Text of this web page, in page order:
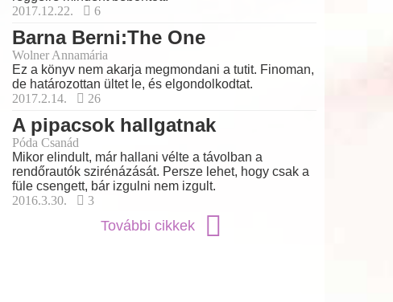
2017.12.22.
6
Barna Berni:The One
Wolner Annamária
Ez a könyv nem akarja megmondani a tutit. Finoman,
de határozottan ültet le, és elgondolkodtat.
2017.2.14.
26
A pipacsok hallgatnak
Póda Csanád
Mikor elindult, már hallani vélte a távolban a
rendőrautók szirénázását. Persze lehet, hogy csak a
füle csengett, bár izgulni nem izgult.
2016.3.30.
3
További cikkek